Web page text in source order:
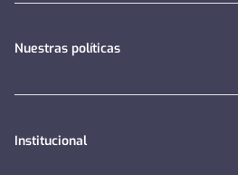
Nuestras políticas
Institucional